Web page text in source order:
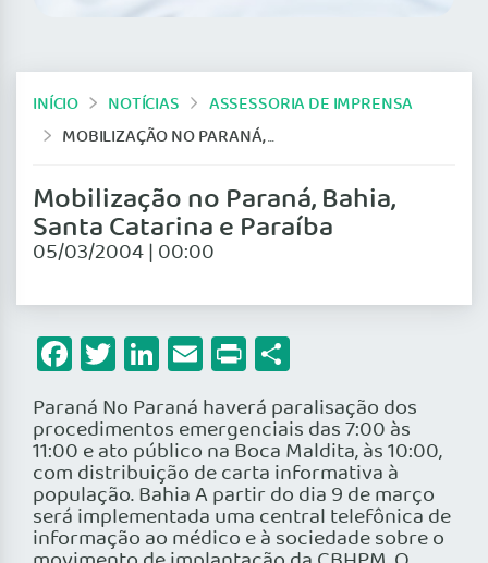
INÍCIO NOTÍCIAS
ASSESSORIA DE IMPRENSA
MOBILIZAÇÃO NO PARANÁ, BAHIA, SANTA CATARINA E PARAÍBA
Mobilização no Paraná, Bahia,
Santa Catarina e Paraíba
05/03/2004 | 00:00
Facebook
Twitter
LinkedIn
Email
Print
Paraná No Paraná haverá paralisação dos
procedimentos emergenciais das 7:00 às
11:00 e ato público na Boca Maldita, às 10:00,
com distribuição de carta informativa à
população. Bahia A partir do dia 9 de março
será implementada uma central telefônica de
informação ao médico e à sociedade sobre o